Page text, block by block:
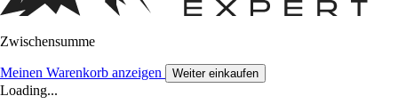
Zwischensumme
Meinen Warenkorb anzeigen Weiter einkaufen
Loading...